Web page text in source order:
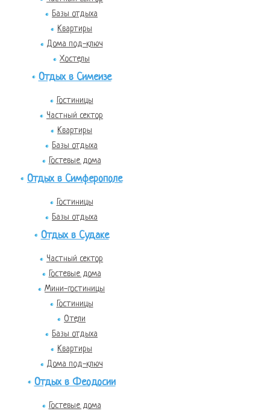
Базы отдыха
Квартиры
Дома под-ключ
Хостелы
Отдых в Симеизе
Гостиницы
Частный сектор
Квартиры
Базы отдыха
Гостевые дома
Отдых в Симферополе
Гостиницы
Базы отдыха
Отдых в Судаке
Частный сектор
Гостевые дома
Мини-гостиницы
Гостиницы
Отели
Базы отдыха
Квартиры
Дома под-ключ
Отдых в Феодосии
Гостевые дома